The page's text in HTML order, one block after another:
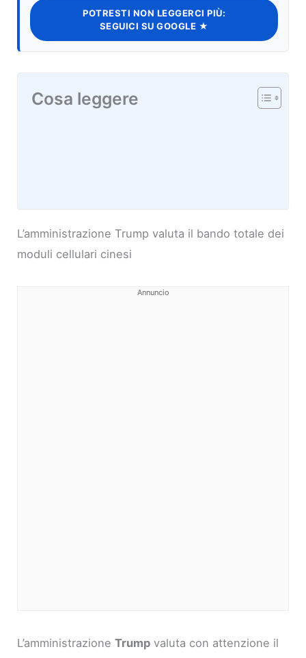
POTRESTI NON LEGGERCI PIÙ:
SEGUICI SU GOOGLE ★
Cosa leggere
L’amministrazione Trump valuta il bando totale dei
moduli cellulari cinesi
Annuncio
L’amministrazioneTrump valuta con attenzione il